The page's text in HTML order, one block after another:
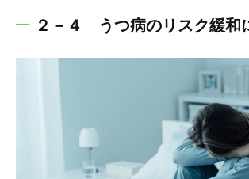
２－４ うつ病のリスク緩和